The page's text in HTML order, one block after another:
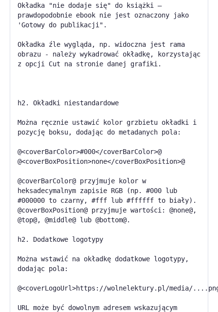
Okładka "nie dodaje się" do książki —
prawdopodobnie ebook nie jest oznaczony jako
'Gotowy do publikacji".
Okładka źle wygląda, np. widoczna jest rama
obrazu - należy wykadrować okładkę, korzystając
z opcji Cut na stronie danej grafiki.
h2. Okładki niestandardowe
Można ręcznie ustawić kolor grzbietu okładki i
pozycję boksu, dodając do metadanych pola:
@<coverBarColor>#000</coverBarColor>@
@<coverBoxPosition>none</coverBoxPosition>@
@coverBarColor@ przyjmuje kolor w
heksadecymalnym zapisie RGB (np. #000 lub
#000000 to czarny, #fff lub #ffffff to biały).
@coverBoxPosition@ przyjmuje wartości: @none@,
@top@, @middle@ lub @bottom@.
h2. Dodatkowe logotypy
Można wstawić na okładkę dodatkowe logotypy,
dodając pola:
@<coverLogoUrl>https://wolnelektury.pl/media/
URL może być dowolnym adresem wskazującym